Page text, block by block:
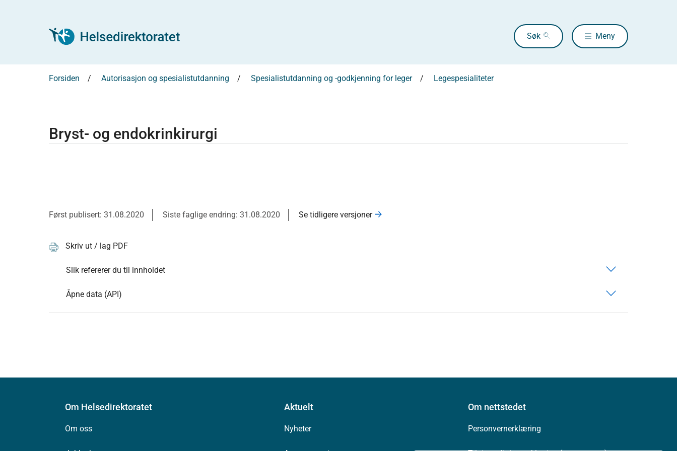
Søk Meny
Forsiden Autorisasjon og spesialistutdanning Spesialistutdanning og -godkjenning for leger Legespesialiteter
Bryst- og endokrinkirurgi
Først publisert: 31.08.2020 Siste faglige endring: 31.08.2020 Se tidligere versjoner
Skriv ut / lag PDF
Slik refererer du til innholdet
Åpne data (API)
Om Helsedirektoratet
Om oss
Aktuelt
Nyheter
Om nettstedet
Personvernerklæring